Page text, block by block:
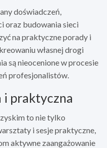
doświadczeń,
oraz budowania sieci
na praktyczne porady i
własnej drogi
są nieocenione w procesie
profesjonalistów.
i praktyczna
to nie tylko
i sesje praktyczne,
aktywne zaangażowanie